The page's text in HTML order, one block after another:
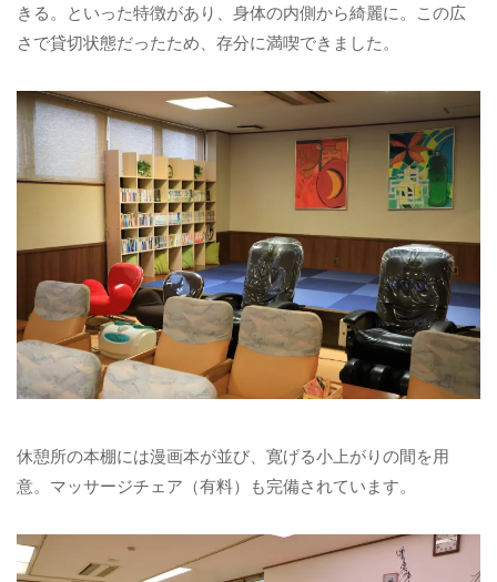
きる。といった特徴があり、身体の内側から綺麗に。この広
さで貸切状態だったため、存分に満喫できました。
休憩所の本棚には漫画本が並び、寛げる小上がりの間を用
意。マッサージチェア（有料）も完備されています。